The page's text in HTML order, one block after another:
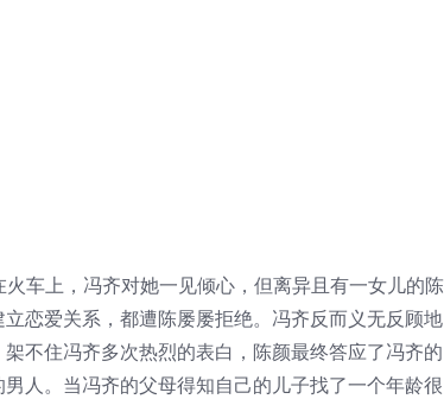
车上，冯齐对她一见倾心，但离异且有一女儿的陈
恋爱关系，都遭陈屡屡拒绝。冯齐反而义无反顾地
不住冯齐多次热烈的表白，陈颜最终答应了冯齐的
人。当冯齐的父母得知自己的儿子找了一个年龄很